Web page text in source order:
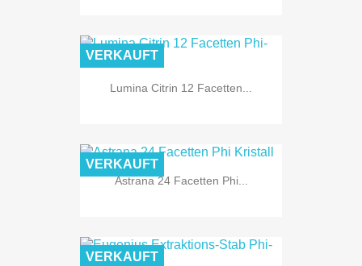
Lumina Citrin 12 Facetten...
VERKAUFT
Astrana 24 Facetten Phi...
VERKAUFT
VERKAUFT